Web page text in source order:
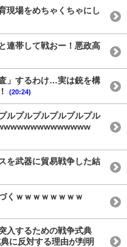
現場をめちゃくちゃにし
連帯して戦おー！悪政高
」するわけ…実は銃を構
(20:24)
ルプルプルプルプルプル
を武器に貿易戦争した結
くｗｗｗｗｗｗｗｗ
入するための戦争式典
に反対する理由が判明